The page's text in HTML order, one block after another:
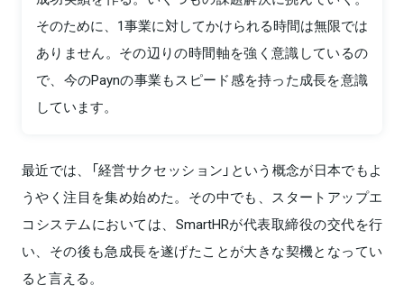
そのために、1事業に対してかけられる時間は無限では
ありません。その辺りの時間軸を強く意識しているの
で、今のPaynの事業もスピード感を持った成長を意識
しています。
最近では、「経営サクセッション」という概念が日本でもよ
うやく注目を集め始めた。その中でも、スタートアップエ
コシステムにおいては、SmartHRが代表取締役の交代を行
い、その後も急成長を遂げたことが大きな契機となってい
ると言える。